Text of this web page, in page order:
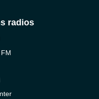
radios